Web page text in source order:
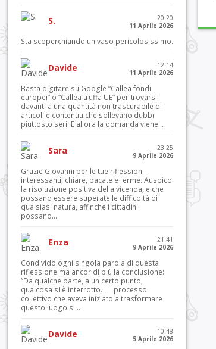
S.
20:20
11 Aprile 2026
Sta scoperchiando un vaso pericolosissimo.
Davide
12:14
11 Aprile 2026
Basta digitare su Google “Callea fondi
europei” o “Callea truffa UE” per trovarsi
davanti a una quantità non trascurabile di
articoli e contenuti che sollevano dubbi
piuttosto seri. E allora la domanda viene...
Sara
23:25
9 Aprile 2026
Grazie Giovanni per le tue riflessioni
interessanti, chiare, pacate e ferme. Auspico
la risoluzione positiva della vicenda, e che
possano essere superate le difficoltà di
qualsiasi natura, affinché i cittadini
possano...
Enza
21:41
9 Aprile 2026
Condivido ogni singola parola di questa
riflessione ma ancor di più la conclusione:
“Da qualche parte, a un certo punto,
qualcosa si è interrotto. Il processo
collettivo che aveva iniziato a trasformare
questo luogo si...
Davide
10:48
5 Aprile 2026